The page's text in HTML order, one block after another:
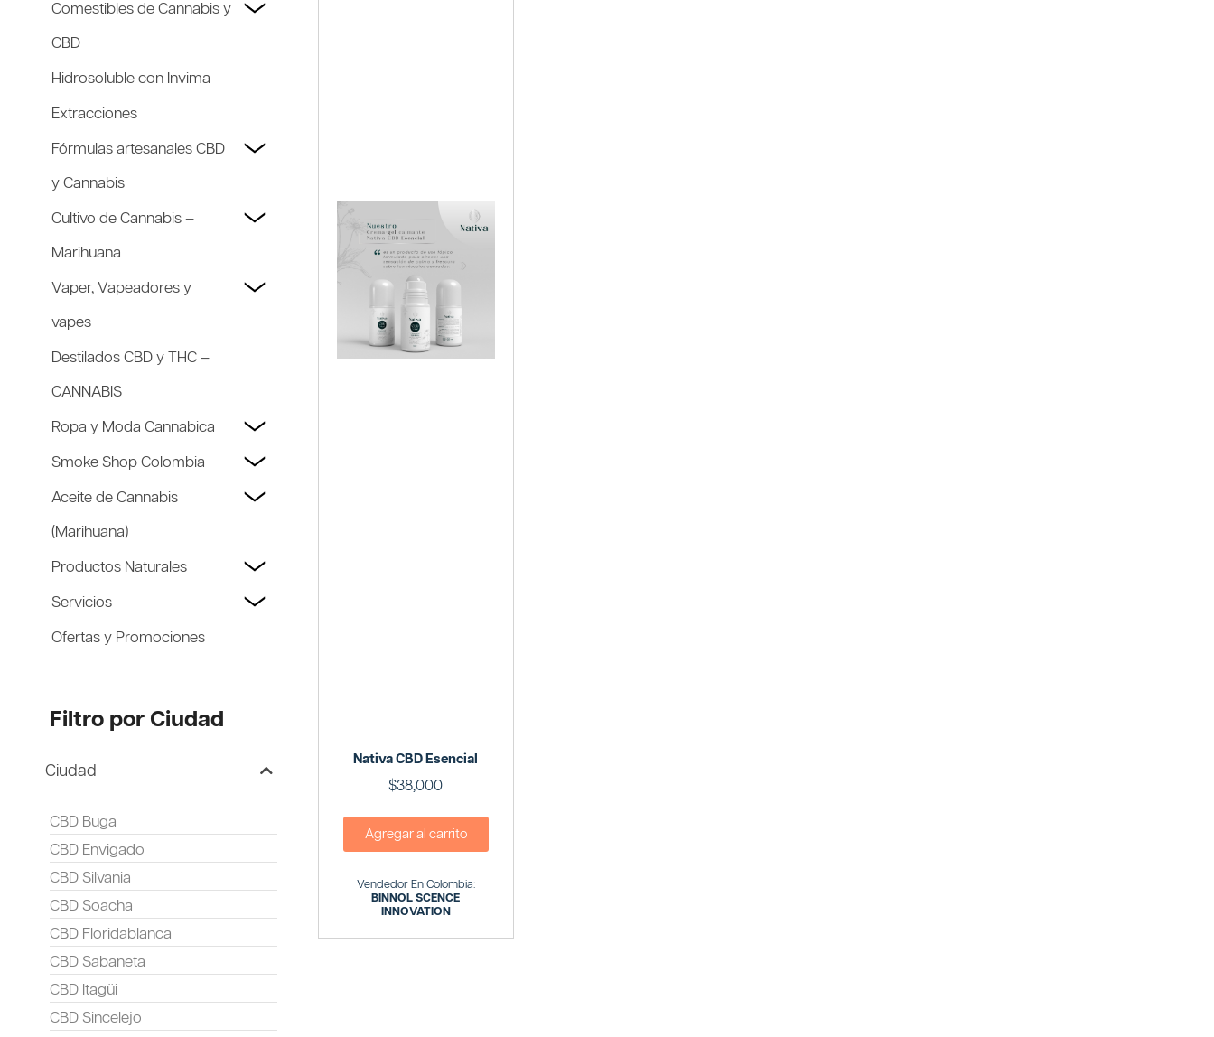
Comestibles de Cannabis y
CBD
Hidrosoluble con Invima
Extracciones
Fórmulas artesanales CBD
y Cannabis
Cultivo de Cannabis –
Marihuana
Vaper, Vapeadores y
vapes
Destilados CBD y THC –
CANNABIS
Ropa y Moda Cannabica
Smoke Shop Colombia
Aceite de Cannabis
(Marihuana)
Productos Naturales
Servicios
Ofertas y Promociones
Filtro por Ciudad
Ciudad
CBD Buga
CBD Envigado
CBD Silvania
CBD Soacha
CBD Floridablanca
CBD Sabaneta
CBD Itagüi
CBD Sincelejo
Nativa CBD Esencial
$38,000
Agregar al carrito
Vendedor En Colombia:
BINNOL SCENCE
INNOVATION